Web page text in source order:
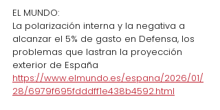
EL MUNDO:
La polarización interna y la negativa a
alcanzar el 5% de gasto en Defensa, los
problemas que lastran la proyección
exterior de España
https://www.elmundo.es/espana/2026/01/
28/6979f695fdddff1e438b4592.html